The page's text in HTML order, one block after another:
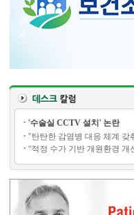
'수술실 CCTV 설치' 논란
"탄탄한 감염병 대응 체계 갖
“적정 수가 기반 개원환경 개